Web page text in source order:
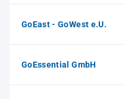
GoEast - GoWest e.U.
GoEssential GmbH